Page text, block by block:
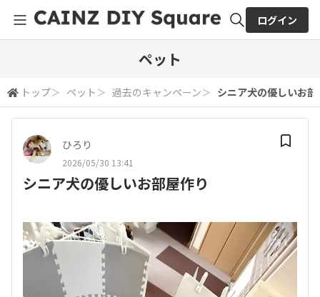
検索
ログイン
ペット
トップ＞ ペット ＞ 過去のキャンペーン＞ シニア犬の優しいお
ひろり
2026/05/30 13:41
シニア犬の優しいお部屋作り